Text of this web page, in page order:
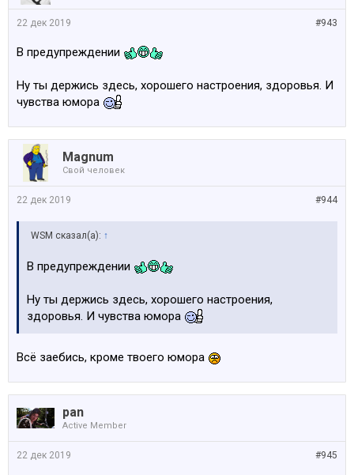
#943
22 дек 2019
В предупреждении
Ну ты держись здесь, хорошего настроения, здоровья. И
чувства юмора
Magnum
Свой человек
#944
22 дек 2019
WSM сказал(а): ↑
В предупреждении
Ну ты держись здесь, хорошего настроения,
здоровья. И чувства юмора
Всё заебись, кроме твоего юмора
pan
Active Member
#945
22 дек 2019